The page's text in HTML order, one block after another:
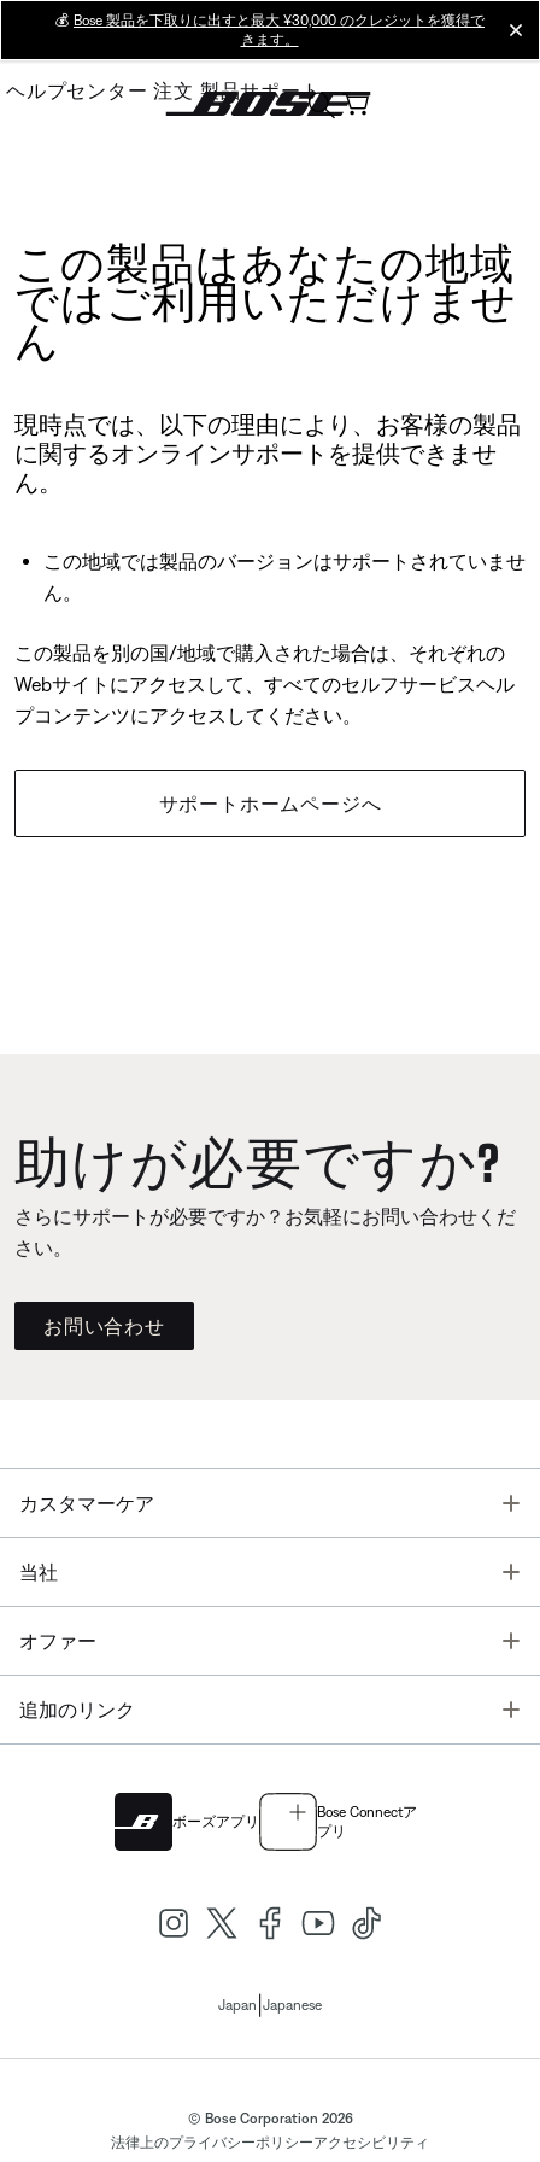
Main
💰 Bose 製品を下取りに出すと最大 ¥30,000 のクレジットを獲得で
きます。
ヘルプセンター 注文 製品サポート
この製品はあなたの地域
ではご利用いただけませ
ん
現時点では、以下の理由により、お客様の製品
に関するオンラインサポートを提供できませ
ん。
この地域では製品のバージョンはサポートされていませ
ん。
この製品を別の国/地域で購入された場合は、それぞれの
Webサイトにアクセスして、すべてのセルフサービスヘル
プコンテンツにアクセスしてください。
サポートホームページへ
助けが必要ですか?
さらにサポートが必要ですか？お気軽にお問い合わせくだ
さい。
お問い合わせ
カスタマーケア
当社
オファー
追加のリンク
ボーズアプリ
Bose Connectア
プリ
Japan Japanese
© Bose Corporation 2026
法律上のプライバシーポリシーアクセシビリティ